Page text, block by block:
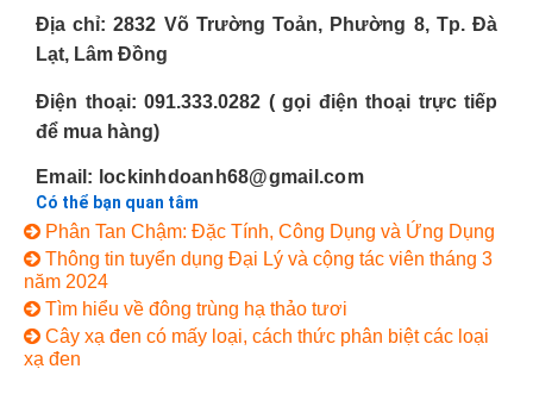
Địa chỉ: 2832 Võ Trường Toản, Phường 8, Tp. Đà
Lạt, Lâm Đồng
Điện thoại: 091.333.0282 ( gọi điện thoại trực tiếp
để mua hàng)
Email: lockinhdoanh68@gmail.com
Có thể bạn quan tâm
Phân Tan Chậm: Đặc Tính, Công Dụng và Ứng Dụng
Thông tin tuyển dụng Đại Lý và cộng tác viên tháng 3
năm 2024
Tìm hiểu về đông trùng hạ thảo tươi
Cây xạ đen có mấy loại, cách thức phân biệt các loại
xạ đen